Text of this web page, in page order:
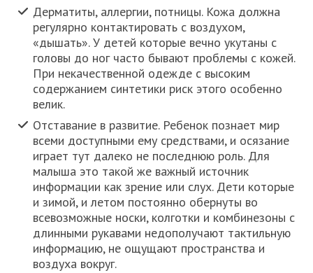
Дерматиты, аллергии, потницы. Кожа должна
регулярно контактировать с воздухом,
«дышать». У детей которые вечно укутаны с
головы до ног часто бывают проблемы с кожей.
При некачественной одежде с высоким
содержанием синтетики риск этого особенно
велик.
Отставание в развитие. Ребенок познает мир
всеми доступными ему средствами, и осязание
играет тут далеко не последнюю роль. Для
малыша это такой же важный источник
информации как зрение или слух. Дети которые
и зимой, и летом постоянно обернуты во
всевозможные носки, колготки и комбинезоны с
длинными рукавами недополучают тактильную
информацию, не ощущают пространства и
воздуха вокруг.